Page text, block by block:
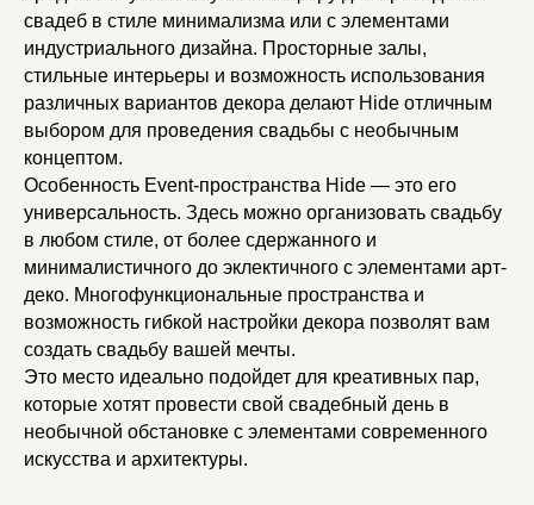
свадеб в стиле минимализма или с элементами
индустриального дизайна. Просторные залы,
стильные интерьеры и возможность использования
различных вариантов декора делают Hide отличным
выбором для проведения свадьбы с необычным
концептом.
Особенность Event-пространства Hide — это его
универсальность. Здесь можно организовать свадьбу
в любом стиле, от более сдержанного и
минималистичного до эклектичного с элементами арт-
деко. Многофункциональные пространства и
возможность гибкой настройки декора позволят вам
создать свадьбу вашей мечты.
Это место идеально подойдет для креативных пар,
которые хотят провести свой свадебный день в
необычной обстановке с элементами современного
искусства и архитектуры.